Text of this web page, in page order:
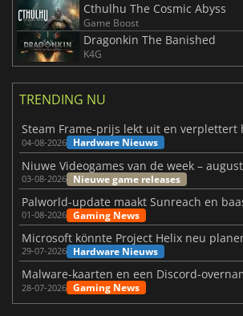
Cthulhu The Cosmic Abyss
Game Boost
Dragonkin The Banished
K4G
TRENDING NU
04-08-2026 Hardware Nieuws
03-08-2026 Nieuwe game releases
01-08-2026 Gaming News
29-07-2026 Hardware Nieuws
28-07-2026 Gaming News